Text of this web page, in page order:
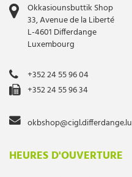
Okkasiounsbuttik Shop
33, Avenue de la Liberté
L-4601 Differdange
Luxembourg
+352 24 55 96 04
+352 24 55 96 34
okbshop@cigl.differdange.lu
HEURES D'OUVERTURE